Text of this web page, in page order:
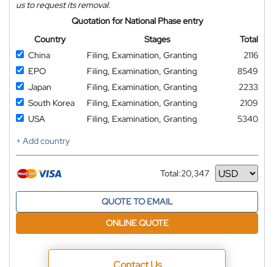
us to request its removal.
Quotation for National Phase entry
Country
Stages
Total
China
Filing, Examination, Granting
2116
EPO
Filing, Examination, Granting
8549
Japan
Filing, Examination, Granting
2233
South Korea
Filing, Examination, Granting
2109
USA
Filing, Examination, Granting
5340
+ Add country
Total:20,347
Currency
QUOTE TO EMAIL
ONLINE QUOTE